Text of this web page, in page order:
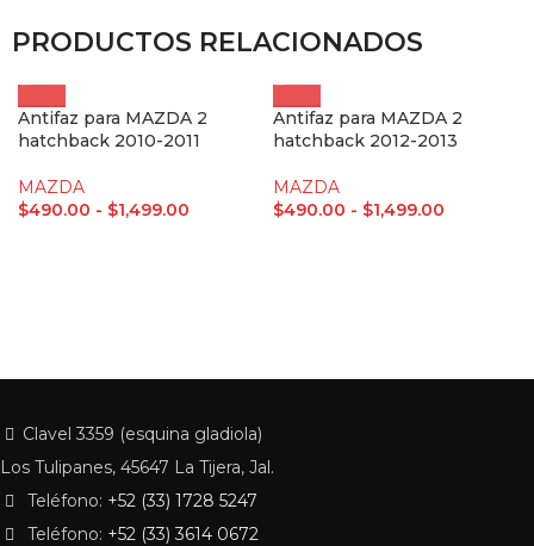
PRODUCTOS RELACIONADOS
Antifaz para MAZDA 2
hatchback 2010-2011
MAZDA
$490.00 - $1,499.00
Antifaz para MAZDA 2
hatchback 2012-2013
MAZDA
$490.00 - $1,499.00
Clavel 3359 (esquina gladiola)
Los Tulipanes, 45647 La Tijera, Jal.
Teléfono: +52 (33) 1728 5247
Teléfono: +52 (33) 3614 0672